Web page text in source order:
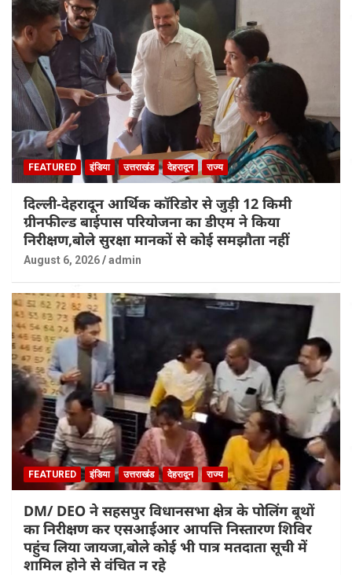
FEATURED इंडिया उत्तराखंड देहरादून राज्य
दिल्ली-देहरादून आर्थिक कॉरिडोर से जुड़ी 12 किमी
ग्रीनफील्ड बाईपास परियोजना का डीएम ने किया
निरीक्षण,बोले सुरक्षा मानकों से कोई समझौता नहीं
August 6, 2026 admin
FEATURED इंडिया उत्तराखंड देहरादून राज्य
DM/ DEO ने सहसपुर विधानसभा क्षेत्र के पोलिंग बूथों
का निरीक्षण कर एसआईआर आपत्ति निस्तारण शिविर
पहुंच लिया जायजा,बोले कोई भी पात्र मतदाता सूची में
शामिल होने से वंचित न रहे